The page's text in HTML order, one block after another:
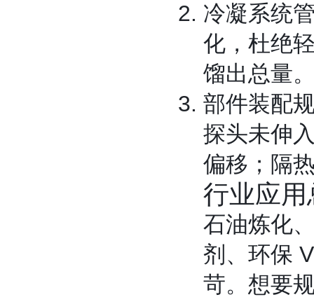
冷凝系统
化，杜绝
馏出总量
部件装配
探头未伸
偏移；隔
行业应用
石油炼化
剂、环保
苛。想要